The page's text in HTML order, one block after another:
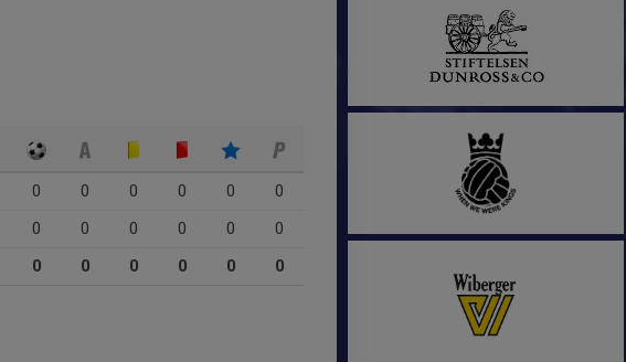
0 0 0 0 0
0
0 0 0 0 0
0
0 0 0 0 0 0